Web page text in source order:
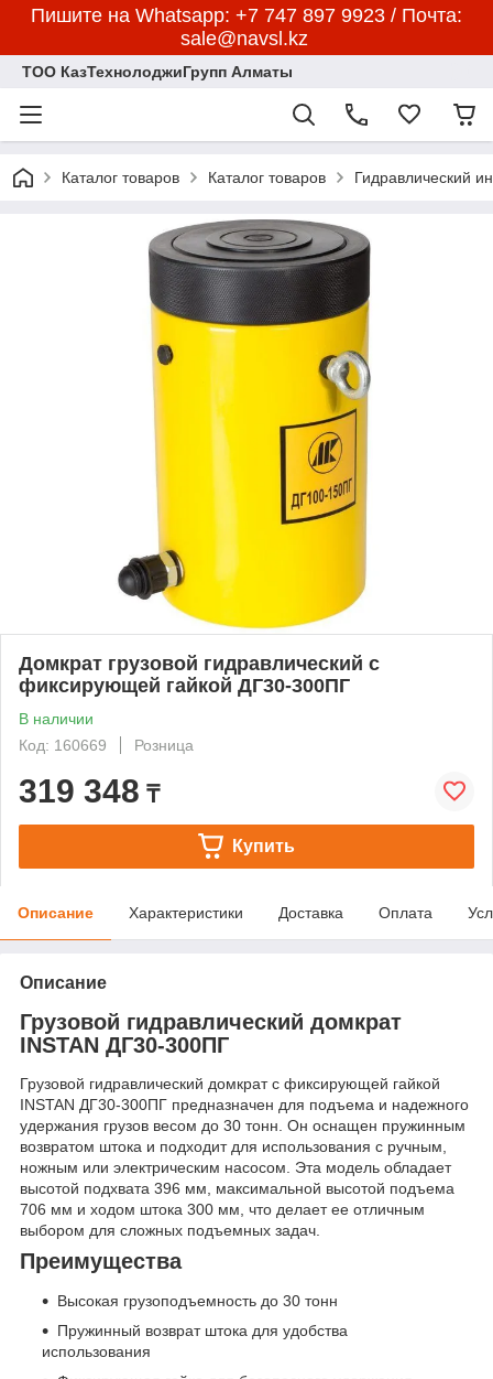
Пишите на Whatsapp: +7 747 897 9923 / Почта:
sale@navsl.kz
ТОО КазТехнолоджиГрупп Алматы
Каталог товаров Каталог товаров Гидравлический
Домкрат грузовой гидравлический с
фиксирующей гайкой ДГ30-300ПГ
В наличии
Код: 160669
Розница
319 348 ₸
Купить
Описание Характеристики Доставка Оплата
Описание
Грузовой гидравлический домкрат
INSTAN ДГ30-300ПГ
Грузовой гидравлический домкрат с фиксирующей гайкой
INSTAN ДГ30-300ПГ предназначен для подъема и надежного
удержания грузов весом до 30 тонн. Он оснащен пружинным
возвратом штока и подходит для использования с ручным,
ножным или электрическим насосом. Эта модель обладает
высотой подхвата 396 мм, максимальной высотой подъема
706 мм и ходом штока 300 мм, что делает ее отличным
выбором для сложных подъемных задач.
Преимущества
Высокая грузоподъемность до 30 тонн
Пружинный возврат штока для удобства
использования